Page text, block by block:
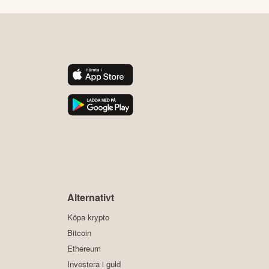
Alternativt
Köpa krypto
Bitcoin
Ethereum
Investera i guld